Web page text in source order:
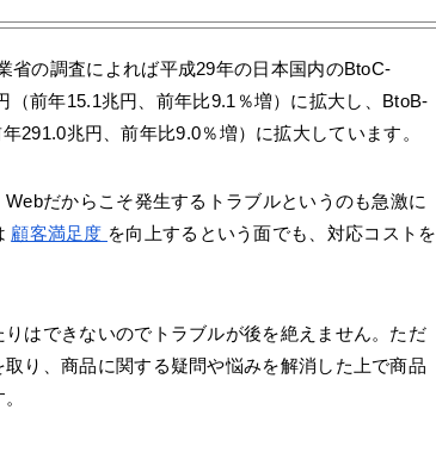
省の調査によれば平成29年の日本国内のBtoC-
前年15.1兆円、前年比9.1％増）に拡大し、BtoB-
291.0兆円、前年比9.0％増）に拡大しています。
だからこそ発生するトラブルというのも急激に
顧客満足度 を向上するという面でも、対応コストを
はできないのでトラブルが後を絶えません。ただ
り、商品に関する疑問や悩みを解消した上で商品